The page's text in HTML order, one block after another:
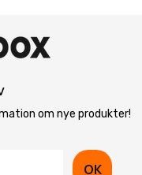
om nye produkter!
OK